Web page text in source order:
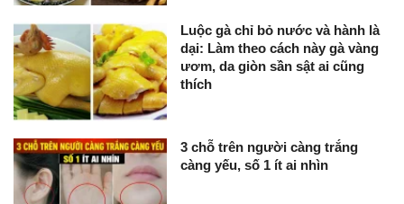
Luộc gà chỉ bỏ nước và hành là
dại: Làm theo cách này gà vàng
ươm, da giòn sần sật ai cũng
thích
3 chỗ trên người càng trắng
càng yếu, số 1 ít ai nhìn